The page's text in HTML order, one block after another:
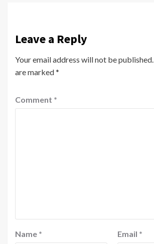
Leave a Reply
Your email address will not be published.
are marked*
Comment *
Name * Email *